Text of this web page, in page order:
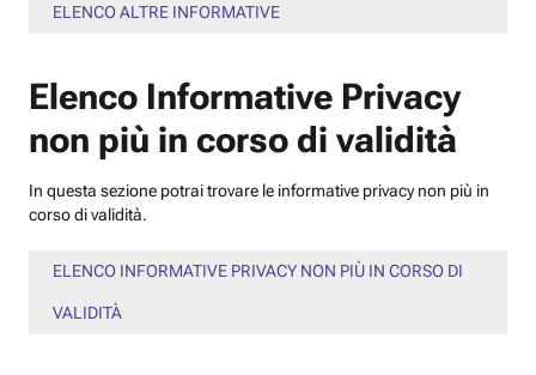
ELENCO ALTRE INFORMATIVE
Elenco Informative Privacy
non più in corso di validità
In questa sezione potrai trovare le informative privacy non più in
corso di validità.
ELENCO INFORMATIVE PRIVACY NON PIÙ IN CORSO DI
VALIDITÀ